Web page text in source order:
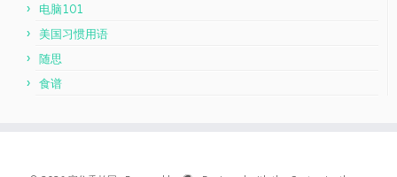
电脑101
美国习惯用语
随思
食谱